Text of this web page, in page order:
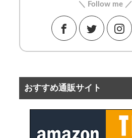
＼ Follow me ／
おすすめ通販サイト